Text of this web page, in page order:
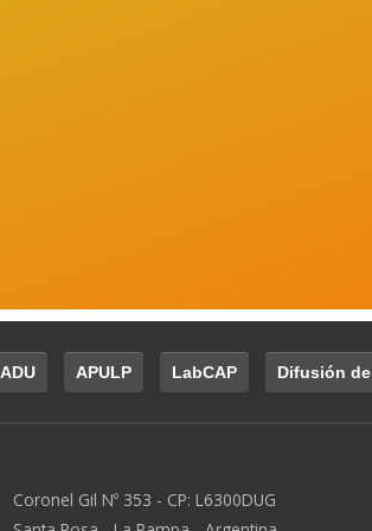
ADU APULP LabCAP Difusión
Coronel Gil Nº 353 - CP: L6300DUG